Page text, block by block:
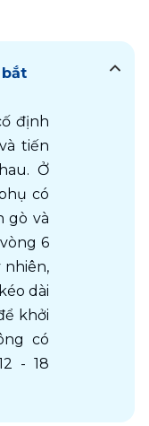
định
tiến
Ở
có
gò và
6
nhiên,
dài
khởi
có
- 18